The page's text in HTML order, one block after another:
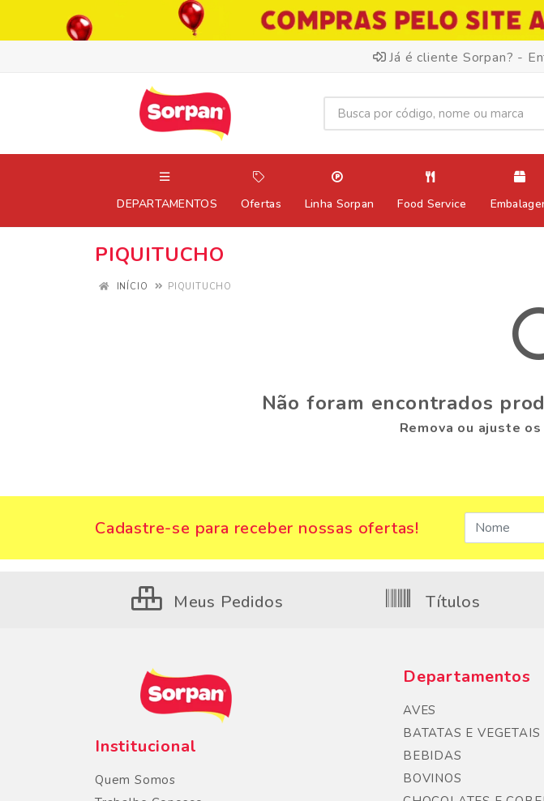
Já é cliente Sorpan? -
DEPARTAMENTOS Ofertas Linha Sorpan Food Service
PIQUITUCHO
INÍCIO PIQUITUCHO
Não foram encontrados
Remova ou ajuste
Cadastre-se para receber nossas ofertas!
Meus Pedidos Títulos
Institucional
Quem Somos
Departamentos
AVES
BATATAS E VEGETAIS
BEBIDAS
BOVINOS